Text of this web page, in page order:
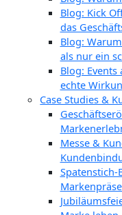
Blog: Kick
das
Blog:
als nur ein
Blog:
echte
Case Studies &
Messe &